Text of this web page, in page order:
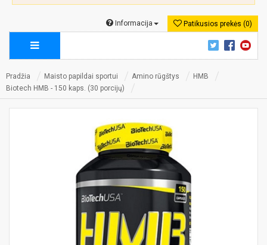
Patikusios prekės (0)
Informacija
Pradžia Maisto papildai sportui Amino rūgštys
HMB
Biotech HMB - 150 kaps. (30 porcijų)